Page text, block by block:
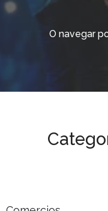
O navegar